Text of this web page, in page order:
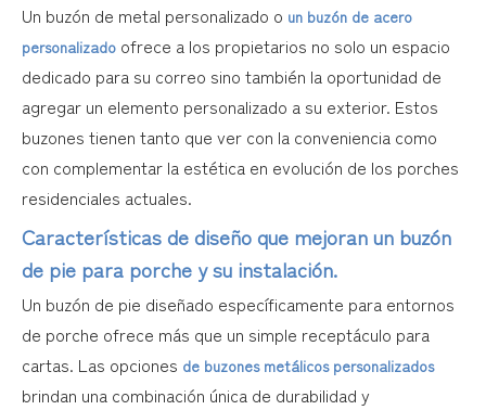
Un buzón de metal personalizado o un buzón de acero
personalizado ofrece a los propietarios no solo un espacio
dedicado para su correo sino también la oportunidad de
agregar un elemento personalizado a su exterior. Estos
buzones tienen tanto que ver con la conveniencia como
con complementar la estética en evolución de los porches
residenciales actuales.
Características de diseño que mejoran un buzón
de pie para porche y su instalación.
Un buzón de pie diseñado específicamente para entornos
de porche ofrece más que un simple receptáculo para
cartas. Las opciones de buzones metálicos personalizados
brindan una combinación única de durabilidad y